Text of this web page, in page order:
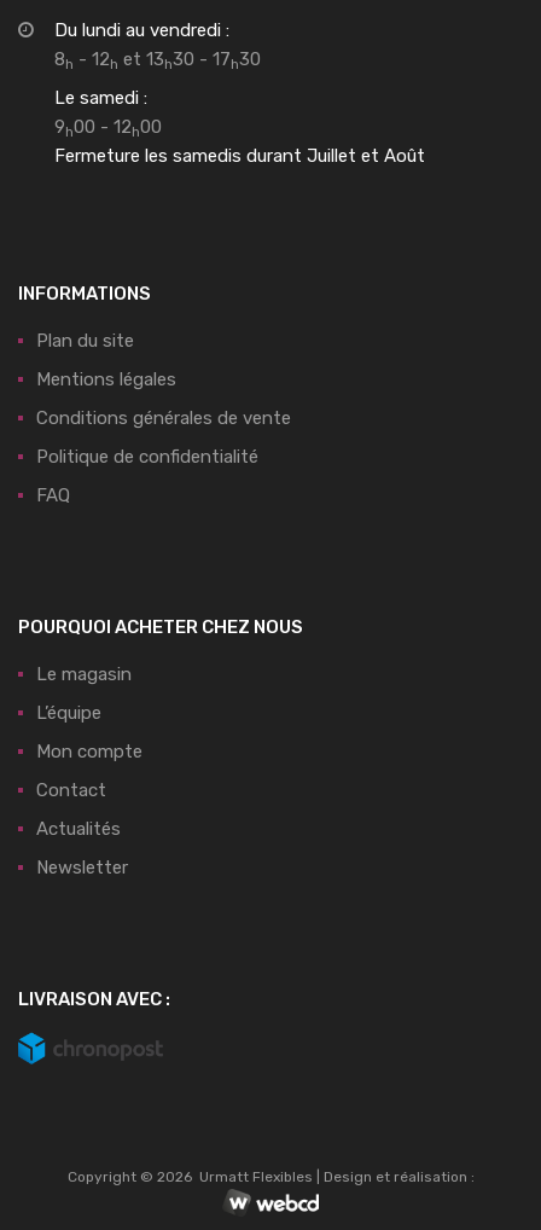
Du lundi au vendredi :
8h - 12h et 13h30 - 17h30
Le samedi :
9h00 - 12h00
Fermeture les samedis durant Juillet et Août
INFORMATIONS
Plan du site
Mentions légales
Conditions générales de vente
Politique de confidentialité
FAQ
POURQUOI ACHETER CHEZ NOUS
Le magasin
L’équipe
Mon compte
Contact
Actualités
Newsletter
LIVRAISON AVEC :
Copyright © 2026 Urmatt Flexibles | Design et réalisation :